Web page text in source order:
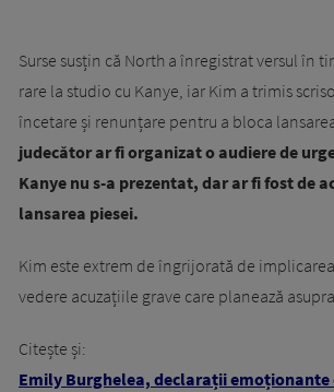
Surse susțin că North a înregistrat versul în
rare la studio cu Kanye, iar Kim a trimis
încetare și renunțare pentru a bloca
judecător ar fi organizat o audiere de
Kanye nu s-a prezentat, dar ar fi fost de
lansarea piesei.
Kim este extrem de îngrijorată de
vedere acuzațiile grave care planează
Citește și:
Emily Burghelea, declarații emoționante